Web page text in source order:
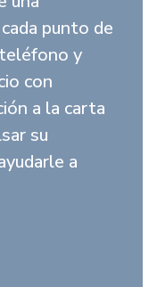
punto de
y
con
a la carta
su
a